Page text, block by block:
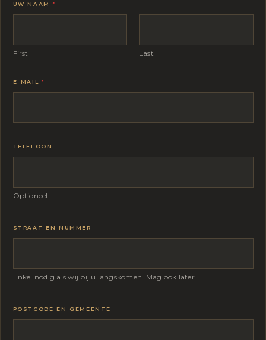
UW NAAM *
First Last
E-MAIL *
TELEFOON
Optioneel
STRAAT EN NUMMER
Enkel nodig als wij bij u langskomen. Mag ook later.
POSTCODE EN GEMEENTE